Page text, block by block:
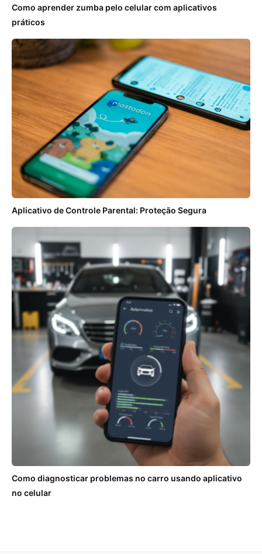
Como aprender zumba pelo celular com aplicativos
práticos
Aplicativo de Controle Parental: Proteção Segura
Como diagnosticar problemas no carro usando aplicativo
no celular